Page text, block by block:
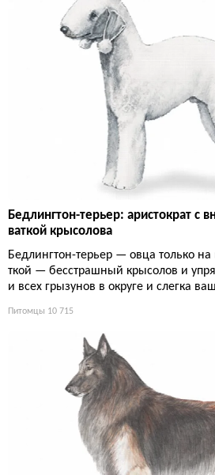
Бедлингтон-терьер: аристократ с
ваткой крысолова
Бедлингтон-терьер — овца только
ткой — бесстрашный крысолов и
и всех грызунов в округе и слегка
Питомцы 10 715